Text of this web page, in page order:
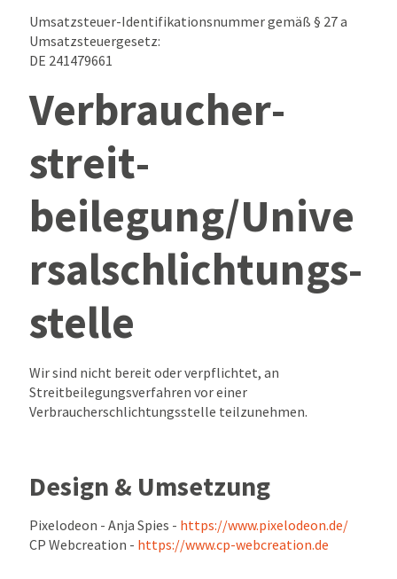
Umsatzsteuer-Identifikationsnummer gemäß § 27 a
Umsatzsteuergesetz:
DE 241479661
Verbraucher­
streit­
beilegung/Unive
rsal­schlichtungs­
stelle
Wir sind nicht bereit oder verpflichtet, an
Streitbeilegungsverfahren vor einer
Verbraucherschlichtungsstelle teilzunehmen.
Design & Umsetzung
Pixelodeon - Anja Spies - https://www.pixelodeon.de/
CP Webcreation - https://www.cp-webcreation.de